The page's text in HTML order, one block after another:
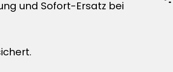
und Sofort-Ersatz bei